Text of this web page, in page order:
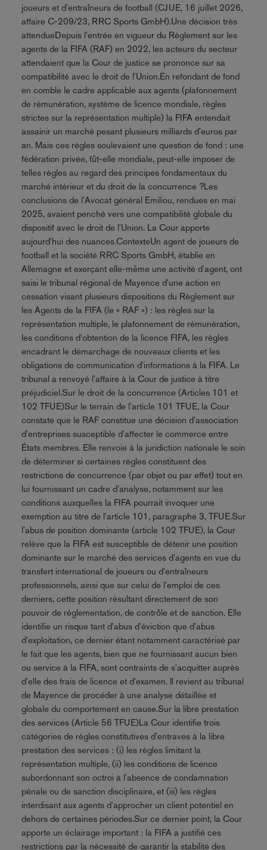
joueurs et d'entraîneurs de football (CJUE, 16 juillet 2026,
affaire C-209/23, RRC Sports GmbH).Une décision très
attendueDepuis l'entrée en vigueur du Règlement sur les
agents de la FIFA (RAF) en 2022, les acteurs du secteur
attendaient que la Cour de justice se prononce sur sa
compatibilité avec le droit de l'Union.En refondant de fond
en comble le cadre applicable aux agents (plafonnement
de rémunération, système de licence mondiale, règles
strictes sur la représentation multiple) la FIFA entendait
assainir un marché pesant plusieurs milliards d'euros par
an. Mais ces règles soulevaient une question de fond : une
fédération privée, fût-elle mondiale, peut-elle imposer de
telles règles au regard des principes fondamentaux du
marché intérieur et du droit de la concurrence ?Les
conclusions de l'Avocat général Emiliou, rendues en mai
2025, avaient penché vers une compatibilité globale du
dispositif avec le droit de l'Union. La Cour apporte
aujourd'hui des nuances.ContexteUn agent de joueurs de
football et la société RRC Sports GmbH, établie en
Allemagne et exerçant elle-même une activité d'agent, ont
saisi le tribunal régional de Mayence d'une action en
cessation visant plusieurs dispositions du Règlement sur
les Agents de la FIFA (le « RAF ») : les règles sur la
représentation multiple, le plafonnement de rémunération,
les conditions d'obtention de la licence FIFA, les règles
encadrant le démarchage de nouveaux clients et les
obligations de communication d'informations à la FIFA. Le
tribunal a renvoyé l'affaire à la Cour de justice à titre
préjudiciel.Sur le droit de la concurrence (Articles 101 et
102 TFUE)Sur le terrain de l'article 101 TFUE, la Cour
constate que le RAF constitue une décision d'association
d'entreprises susceptible d'affecter le commerce entre
États membres. Elle renvoie à la juridiction nationale le soin
de déterminer si certaines règles constituent des
restrictions de concurrence (par objet ou par effet) tout en
lui fournissant un cadre d'analyse, notamment sur les
conditions auxquelles la FIFA pourrait invoquer une
exemption au titre de l'article 101, paragraphe 3, TFUE.Sur
l'abus de position dominante (article 102 TFUE), la Cour
relève que la FIFA est susceptible de détenir une position
dominante sur le marché des services d'agents en vue du
transfert international de joueurs ou d'entraîneurs
professionnels, ainsi que sur celui de l'emploi de ces
derniers, cette position résultant directement de son
pouvoir de réglementation, de contrôle et de sanction. Elle
identifie un risque tant d'abus d'éviction que d'abus
d'exploitation, ce dernier étant notamment caractérisé par
le fait que les agents, bien que ne fournissant aucun bien
ou service à la FIFA, sont contraints de s'acquitter auprès
d'elle des frais de licence et d'examen. Il revient au tribunal
de Mayence de procéder à une analyse détaillée et
globale du comportement en cause.Sur la libre prestation
des services (Article 56 TFUE)La Cour identifie trois
catégories de règles constitutives d'entraves à la libre
prestation des services : (i) les règles limitant la
représentation multiple, (ii) les conditions de licence
subordonnant son octroi à l'absence de condamnation
pénale ou de sanction disciplinaire, et (iii) les règles
interdisant aux agents d'approcher un client potentiel en
dehors de certaines périodes.Sur ce dernier point, la Cour
apporte un éclairage important : la FIFA a justifié ces
restrictions par la nécessité de garantir la stabilité des